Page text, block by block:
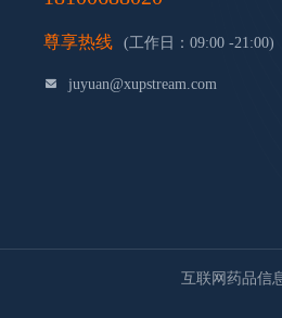
尊享热线 (工作日：09:00 -21:00)
juyuan@xupstream.com
互联网药品信